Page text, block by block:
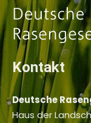
Kontakt
Deutsche
Haus der